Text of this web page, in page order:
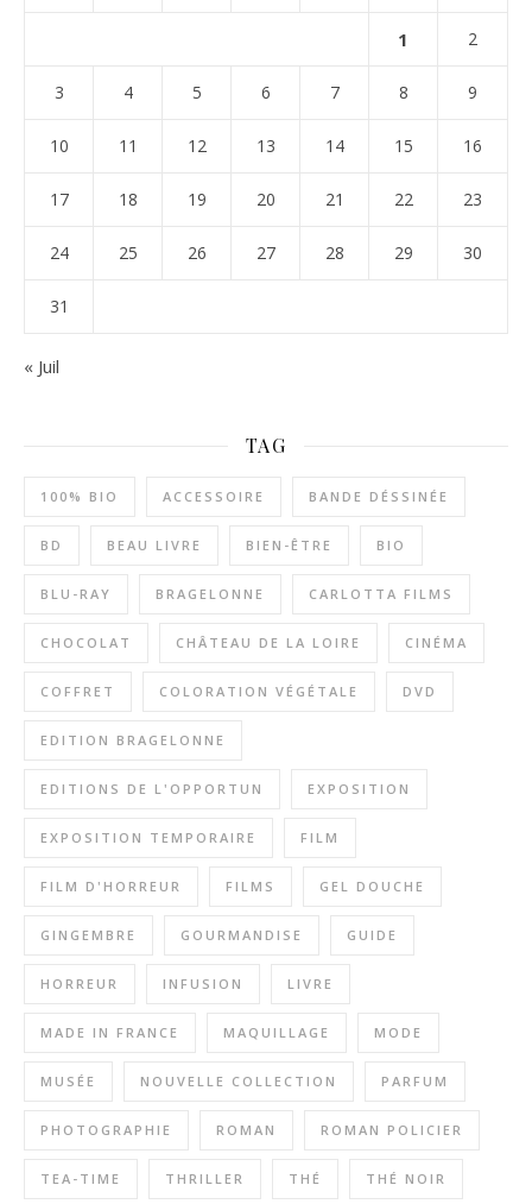
1 2
3 4 5 6 7 8 9
10 11 12 13 14 15 16
17 18 19 20 21 22 23
24 25 26 27 28 29 30
31
« Juil
TAG
100% BIO ACCESSOIRE BANDE DÉSSINÉE
BD BEAU LIVRE BIEN-ÊTRE BIO
BLU-RAY BRAGELONNE CARLOTTA FILMS
CHOCOLAT CHÂTEAU DE LA LOIRE CINÉMA
COFFRET COLORATION VÉGÉTALE DVD
EDITION BRAGELONNE
EDITIONS DE L'OPPORTUN EXPOSITION
EXPOSITION TEMPORAIRE FILM
FILM D'HORREUR FILMS GEL DOUCHE
GINGEMBRE GOURMANDISE GUIDE
HORREUR INFUSION LIVRE
MADE IN FRANCE MAQUILLAGE MODE
MUSÉE NOUVELLE COLLECTION PARFUM
PHOTOGRAPHIE ROMAN ROMAN POLICIER
TEA-TIME THRILLER THÉ THÉ NOIR